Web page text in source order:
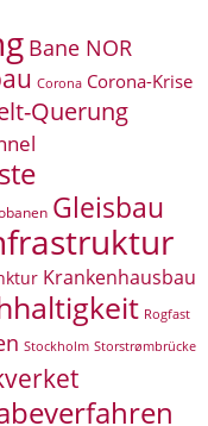
Bane NOR
Corona Corona-Krise
Querung
Gleisbau
Krankenhausbau
Rogfast
Stockholm Storstrømbrücke